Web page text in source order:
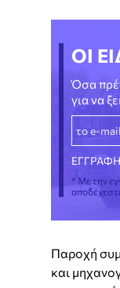
ΟΙ
Όσα
για να
* Με την
Παροχή
και